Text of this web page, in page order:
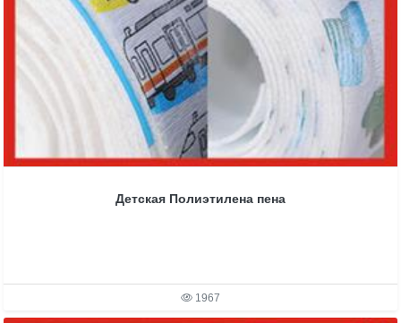
Детская Полиэтилена пена
1967